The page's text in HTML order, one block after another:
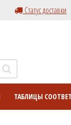
Статус доставки
ТАБЛИЦЫ